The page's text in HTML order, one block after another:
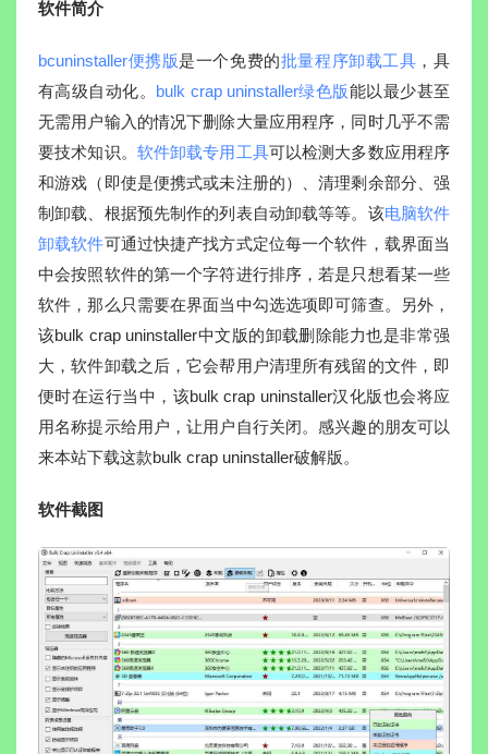
软件简介
bcuninstaller便携版是一个免费的批量程序卸载工具 ，具
有高级自动化。 bulk crap uninstaller绿色版能以最少甚至
无需用户输入的情况下删除大量应用程序，同时几乎不需
要技术知识。 软件卸载专用工具可以检测大多数应用程序
和游戏（即使是便携式或未注册的）、清理剩余部分、强
制卸载、根据预先制作的列表自动卸载等等。该电脑软件
卸载软件可通过快捷产找方式定位每一个软件，载界面当
中会按照软件的第一个字符进行排序，若是只想看某一些
软件，那么只需要在界面当中勾选选项即可筛查。另外，
该bulk crap uninstaller中文版的卸载删除能力也是非常强
大，软件卸载之后，它会帮用户清理所有残留的文件，即
便时在运行当中，该bulk crap uninstaller汉化版也会将应
用名称提示给用户，让用户自行关闭。感兴趣的朋友可以
来本站下载这款bulk crap uninstaller破解版。
软件截图